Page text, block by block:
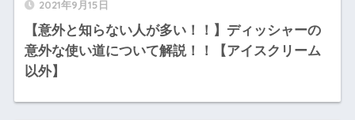
2021年9月15日
【意外と知らない人が多い！！】ディッシャーの
意外な使い道について解説！！【アイスクリーム
以外】